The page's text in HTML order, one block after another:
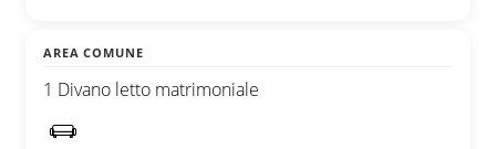
AREA COMUNE
1 Divano letto matrimoniale